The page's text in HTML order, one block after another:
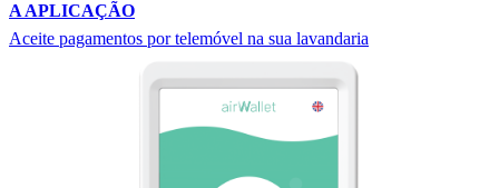
A APLICAÇÃO
Aceite pagamentos por telemóvel na sua lavandaria